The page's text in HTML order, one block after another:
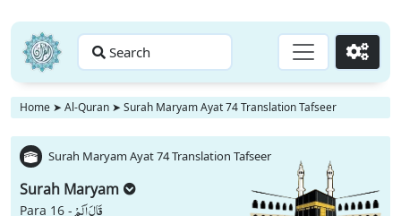
Search Go
Home ➤ Al-Quran ➤ Surah Maryam Ayat 74 Translation Tafseer
Surah Maryam Ayat 74 Translation Tafseer
Surah Maryam
Para 16 -قَالَ اَلَمْ